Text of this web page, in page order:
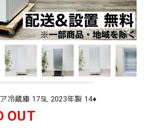
冷蔵庫 175L 2023年製 14♦️
OUT